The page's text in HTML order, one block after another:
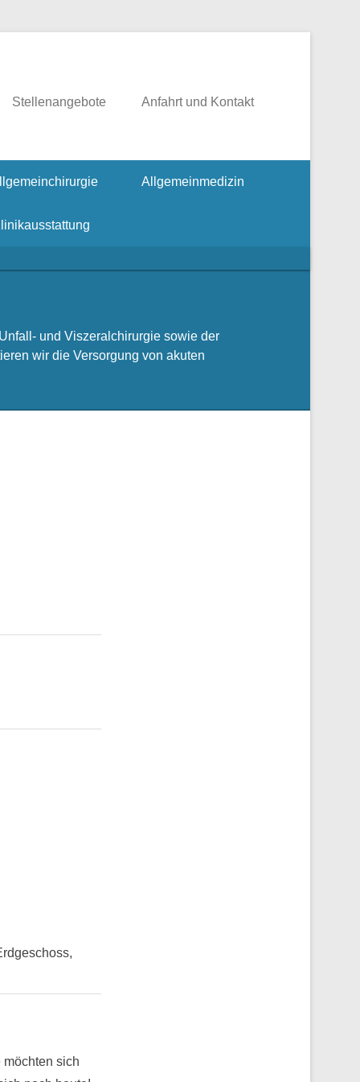
Stellenangebote Anfahrt und Kontakt
Allgemeinmedizin
und Viszeralchirurgie sowie der
wir die Versorgung von akuten
sich